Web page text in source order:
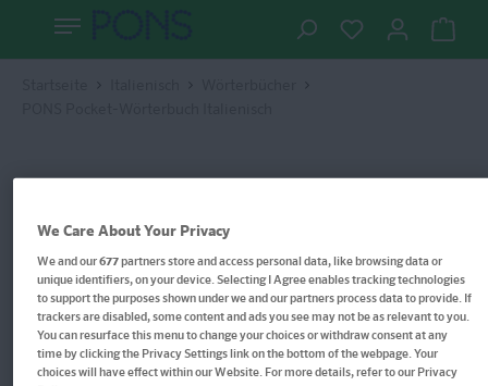
We Care About Your Privacy
We and our677partners store and access personal data, like browsing data or
unique identifiers, on your device. Selecting I Agree enables tracking technologies
to support the purposes shown under we and our partners process data to provide. If
trackers are disabled, some content and ads you see may not be as relevant to you.
You can resurface this menu to change your choices or withdraw consent at any
time by clicking the Privacy Settings link on the bottom of the webpage. Your
choices will have effect within our Website. For more details, refer to our Privacy